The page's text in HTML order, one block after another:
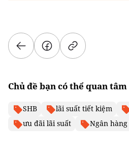
Chủ đề bạn có thể quan tâm
SHB lãi suất tiết kiệm
ưu đãi lãi suất
Ngân hàng